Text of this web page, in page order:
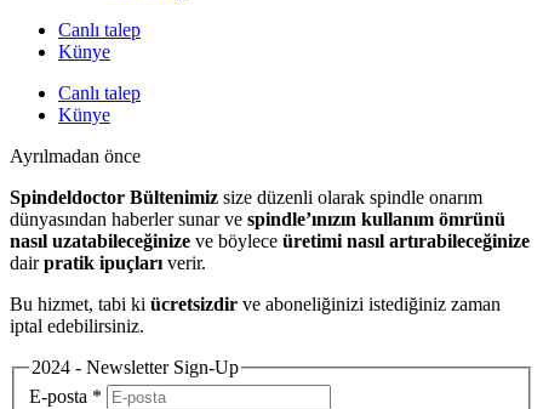
Canlı talep
Künye
Canlı talep
Künye
Ayrılmadan önce
Spindeldoctor Bültenimiz size düzenli olarak spindle onarım
dünyasından haberler sunar ve spindle’ınızın kullanım ömrünü
nasıl uzatabileceğinize ve böylece üretimi nasıl artırabileceğinize
dairpratik ipuçları verir.
Bu hizmet, tabi ki ücretsizdir ve aboneliğinizi istediğiniz zaman
iptal edebilirsiniz.
2024 - Newsletter Sign-Up
E-posta *